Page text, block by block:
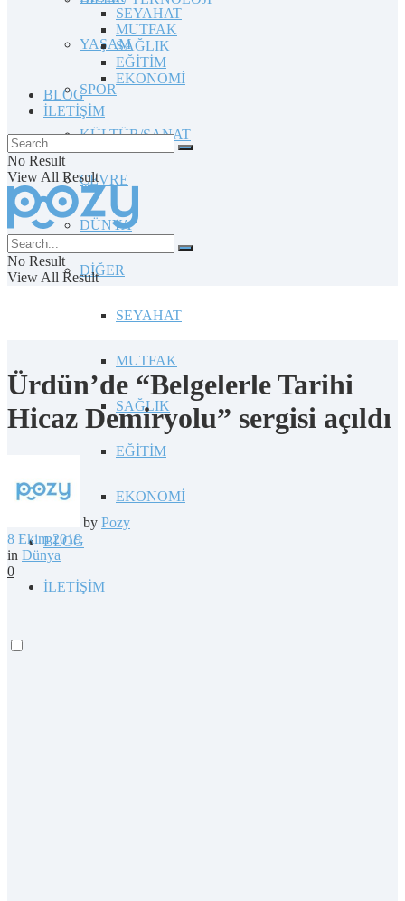
YAŞAM
SPOR
KÜLTÜR/SANAT
ÇEVRE
DÜNYA
DİĞER
SEYAHAT
MUTFAK
SAĞLIK
EĞİTİM
EKONOMİ
BLOG
İLETİŞİM
SEYAHAT
MUTFAK
SAĞLIK
EĞİTİM
EKONOMİ
BLOG
İLETİŞİM
No Result
View All Result
No Result
View All Result
Ürdün’de “Belgelerle Tarihi
Hicaz Demiryolu” sergisi açıldı
by Pozy
8 Ekim 2019
in Dünya
0